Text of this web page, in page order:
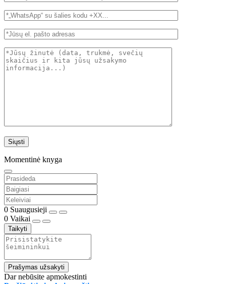
Momentinė knyga
0 Suaugusieji
0 Vaikai
Taikyti
Prašymas užsakyti
Dar nebūsite apmokestinti